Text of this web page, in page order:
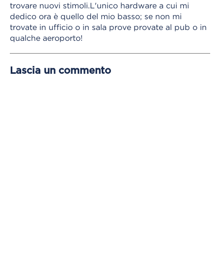
trovare nuovi stimoli.L'unico hardware a cui mi
dedico ora è quello del mio basso; se non mi
trovate in ufficio o in sala prove provate al pub o in
qualche aeroporto!
Lascia un commento